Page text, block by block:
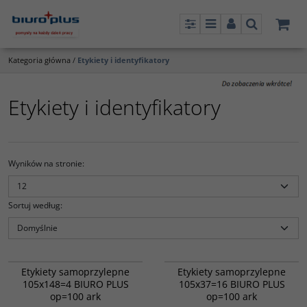
PanelMenuPanelSzukaj
Kategoria główna / Etykiety i identyfikatory
Etykiety i identyfikatory
Wyników na stronie:
Sortuj według:
Etykiety samoprzylepne
105x148=4 BIURO PLUS
op=100 ark
Etykiety samoprzylepne
105x37=16 BIURO PLUS
op=100 ark